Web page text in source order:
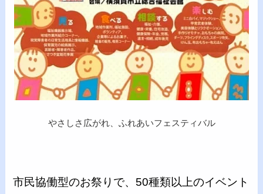
やさしさ広がれ、ふれあいフェスティバル
市民協働型のお祭りで、50種類以上のイベント